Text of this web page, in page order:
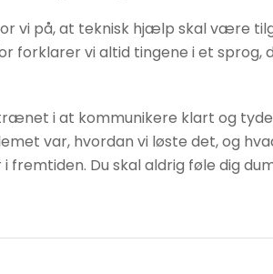
vi på, at teknisk hjælp skal være
forklarer vi altid tingene i et sprog,
i at kommunikere klart og
var, hvordan vi løste det, og
fremtiden. Du skal aldrig føle dig